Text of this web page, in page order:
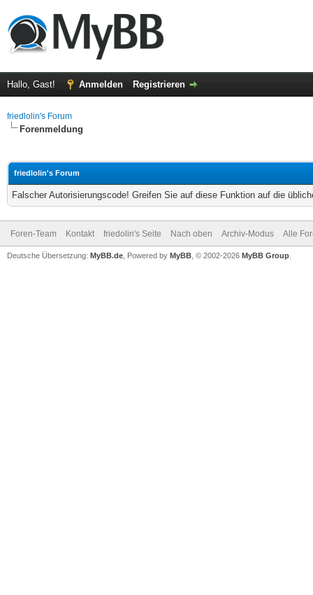
Hallo, Gast! Anmelden Registrieren
friedlolin's Forum
Forenmeldung
friedlolin's Forum
Falscher Autorisierungscode! Greifen Sie auf diese Funktion auf die
Foren-Team Kontakt friedolin's Seite Nach oben Archiv-Modus Alle
Deutsche Übersetzung: MyBB.de , Powered by MyBB , © 2002-2026 MyBB Group